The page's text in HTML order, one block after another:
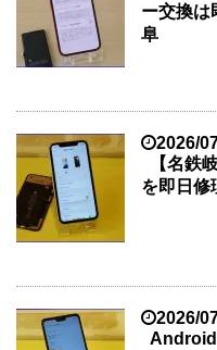
ー交換は
阜
2026/
【名鉄
を即日修
2026/
Android